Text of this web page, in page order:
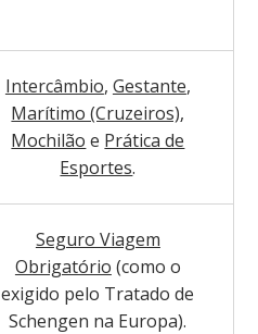
Intercâmbio, Gestante,
Marítimo (Cruzeiros),
Mochilão e Prática de
Esportes.
Seguro Viagem
Obrigatório (como o
exigido pelo Tratado de
Schengen na Europa).